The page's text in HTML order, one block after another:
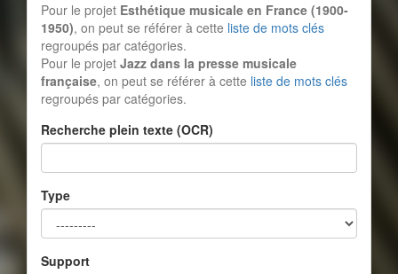
Pour le projet Esthétique musicale en France (1900-
1950), on peut se référer à cette liste de mots clés
regroupés par catégories.
Pour le projet Jazz dans la presse musicale
française, on peut se référer à cette liste de mots clés
regroupés par catégories.
Recherche plein texte (OCR)
Type
Support